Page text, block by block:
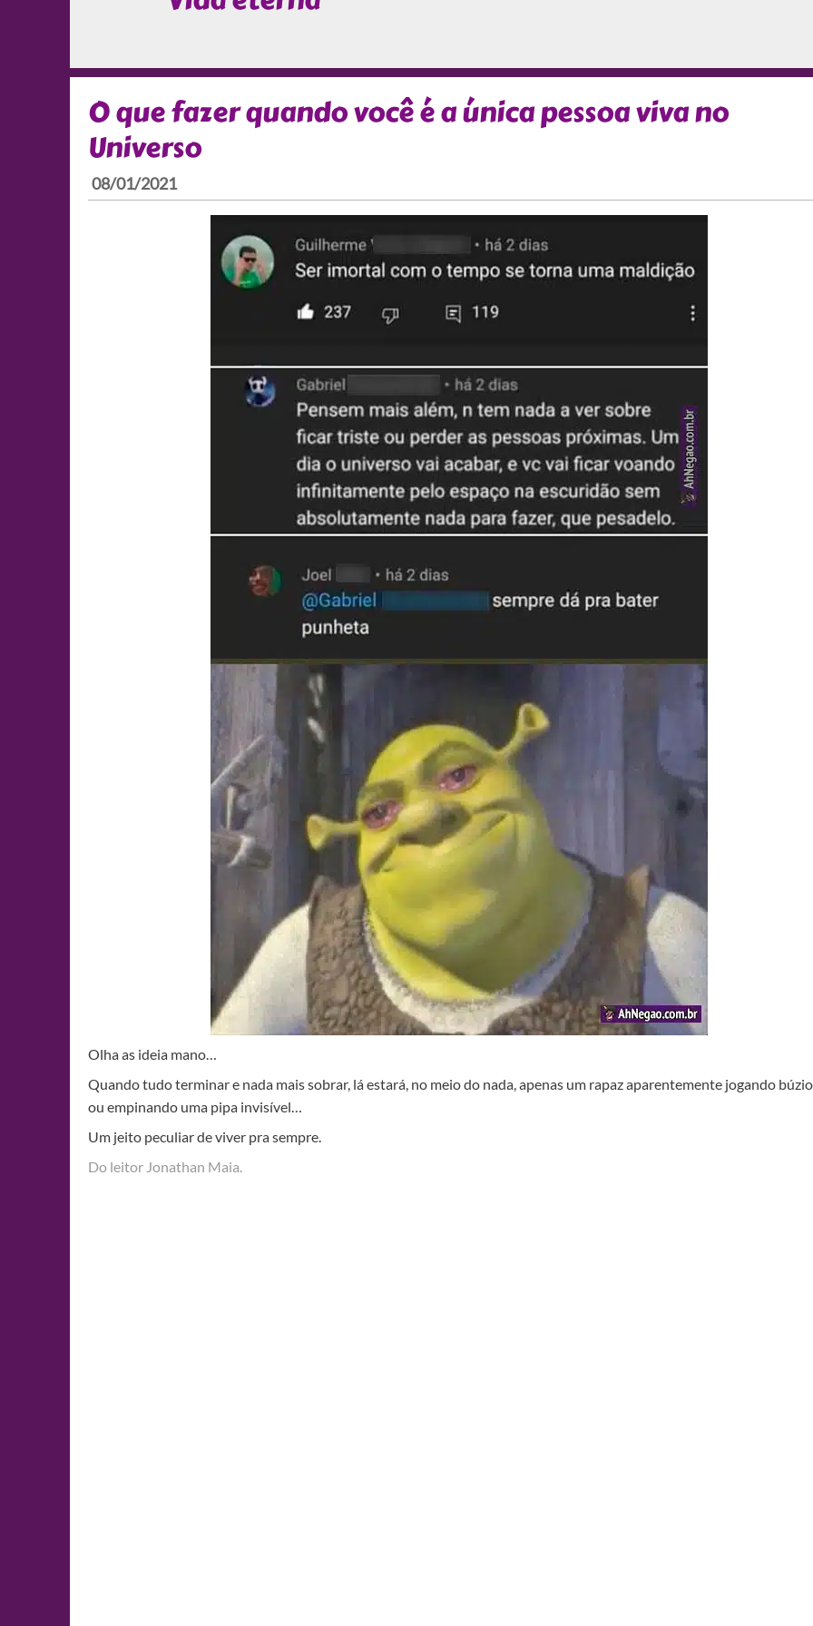
O que fazer quando você é a única pessoa viva no
Universo
08/01/2021
Olha as ideia mano…
Quando tudo terminar e nada mais sobrar, lá estará, no meio do nada, apenas um rapaz aparentemente jogando
ou empinando uma pipa invisível…
Um jeito peculiar de viver pra sempre.
Do leitor Jonathan Maia.